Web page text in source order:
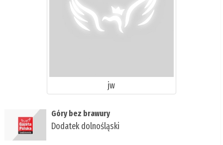
jw
Góry bez brawury
Dodatek dolnośląski